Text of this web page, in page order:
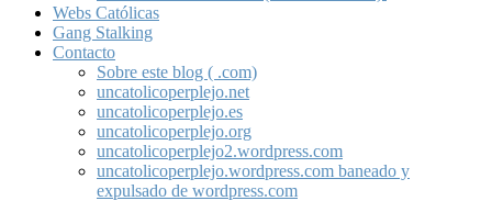
Webs Católicas
Gang Stalking
Contacto
Sobre este blog ( .com)
uncatolicoperplejo.net
uncatolicoperplejo.es
uncatolicoperplejo.org
uncatolicoperplejo2.wordpress.com
uncatolicoperplejo.wordpress.com baneado y
expulsado de wordpress.com